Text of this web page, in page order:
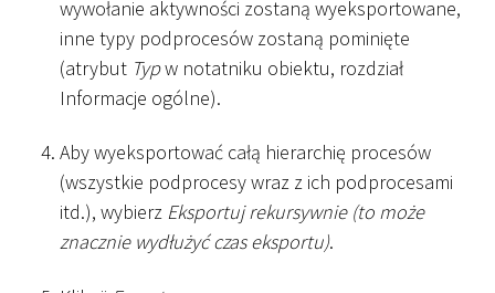
wywołanie aktywności zostaną wyeksportowane,
inne typy podprocesów zostaną pominięte
(atrybut Typw notatniku obiektu, rozdział
Informacje ogólne).
Aby wyeksportować całą hierarchię procesów
(wszystkie podprocesy wraz z ich podprocesami
itd.), wybierz Eksportuj rekursywnie (to może
znacznie wydłużyć czas eksportu).